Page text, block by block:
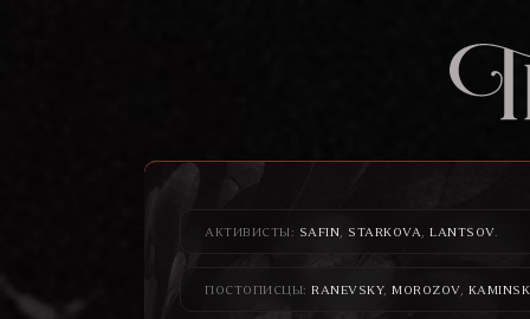
АКТИВИСТЫ: SAFIN STARKOVA LANTSOV.
ПОСТОПИСЦЫ: RANEVSKY, MOROZOV,